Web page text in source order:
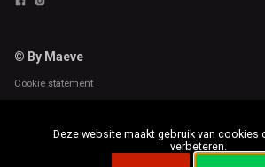
© By Maeve
Cookie statement
Deze website maakt gebruik van cookies
verbeteren.